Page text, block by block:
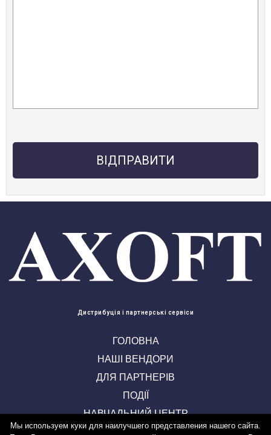
Дистрибуція і партнерські сервіси
ГОЛОВНА
НАШІ ВЕНДОРИ
ДЛЯ ПАРТНЕРІВ
ПОДІЇ
НАВЧАЛЬНИЙ ЦЕНТР
КОНТАКТИ
Мы используем куки для наилучшего представления нашего сайта.